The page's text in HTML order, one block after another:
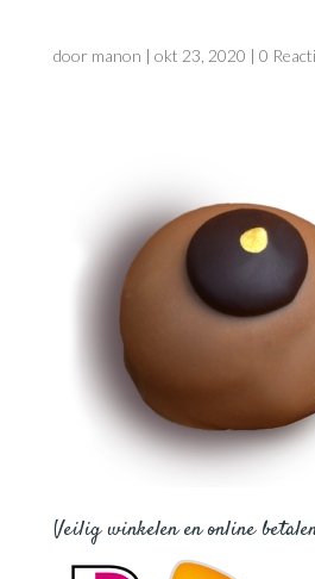
door manon | okt 23, 2020 | 0
Veilig winkelen en online